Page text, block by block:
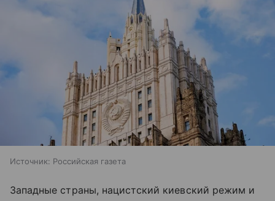
Источник: Российская газета
Западные страны, нацистский киевский режим и